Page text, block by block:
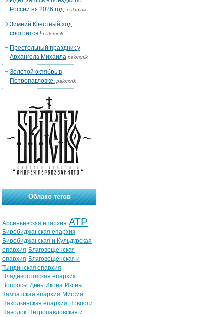
России на 2026 год. palomnik
Зимний Крестный ход
состоится ! palomnik
Престольный праздник у
Архангела Михаила palomnik
Золотой октябрь в
Петропавловке. palomnik
Облако тегов
Арсеньевская епархия АТР
Биробиджанская епархия
Биробиджанская и Кульдурская
епархия Благовещенская
епархия Благовещенская и
Тындинская епархия
Владивостокская епархия
Вопросы День Икона Иконы
Камчатская епархия Миссия
Находкинская епархия Новости
Паводок Петропавловская и